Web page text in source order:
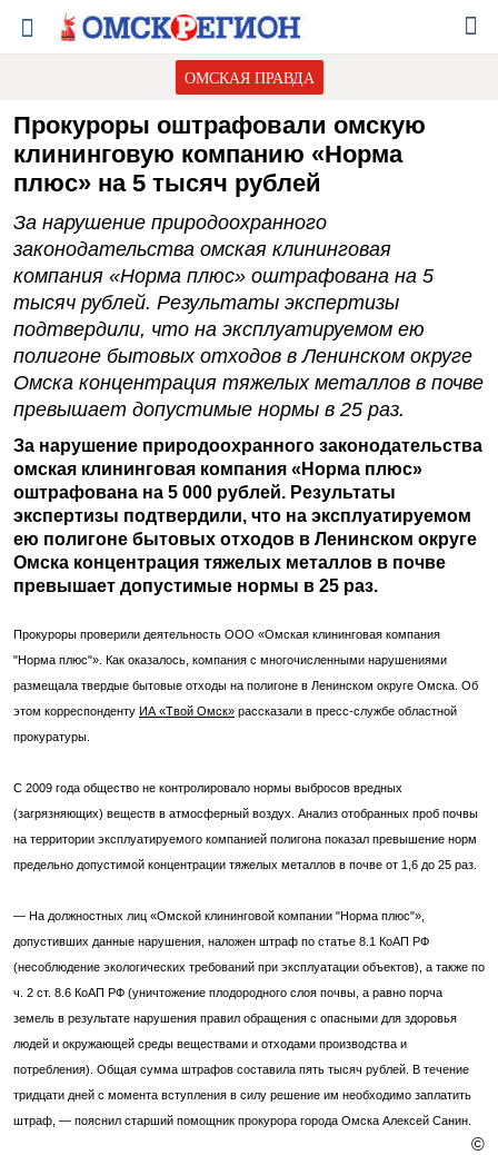
ОМСКАЯ ПРАВДА
Прокуроры оштрафовали омскую
клининговую компанию «Норма
плюс» на 5 тысяч рублей
За нарушение природоохранного
законодательства омская клининговая
компания «Норма плюс» оштрафована на 5
тысяч рублей. Результаты экспертизы
подтвердили, что на эксплуатируемом ею
полигоне бытовых отходов в Ленинском округе
Омска концентрация тяжелых металлов в почве
превышает допустимые нормы в 25 раз.
За нарушение природоохранного законодательства
омская клининговая компания «Норма плюс»
оштрафована на 5 000 рублей. Результаты
экспертизы подтвердили, что на эксплуатируемом
ею полигоне бытовых отходов в Ленинском округе
Омска концентрация тяжелых металлов в почве
превышает допустимые нормы в 25 раз.
Прокуроры проверили деятельность ООО «Омская клининговая компания
"Норма плюс"». Как оказалось, компания с многочисленными нарушениями
размещала твердые бытовые отходы на полигоне в Ленинском округе Омска. Об
этом корреспонденту ИА «Твой Омск» рассказали в пресс-службе областной
прокуратуры.
С 2009 года общество не контролировало нормы выбросов вредных
(загрязняющих) веществ в атмосферный воздух. Анализ отобранных проб почвы
на территории эксплуатируемого компанией полигона показал превышение норм
предельно допустимой концентрации тяжелых металлов в почве от 1,6 до 25 раз.
— На должностных лиц «Омской клининговой компании "Норма плюс"»,
допустивших данные нарушения, наложен штраф по статье 8.1 КоАП РФ
(несоблюдение экологических требований при эксплуатации объектов), а также по
ч. 2 ст. 8.6 КоАП РФ (уничтожение плодородного слоя почвы, а равно порча
земель в результате нарушения правил обращения с опасными для здоровья
людей и окружающей среды веществами и отходами производства и
потребления). Общая сумма штрафов составила пять тысяч рублей. В течение
тридцати дней с момента вступления в силу решение им необходимо заплатить
штраф, — пояснил старший помощник прокурора города Омска Алексей Санин.
©